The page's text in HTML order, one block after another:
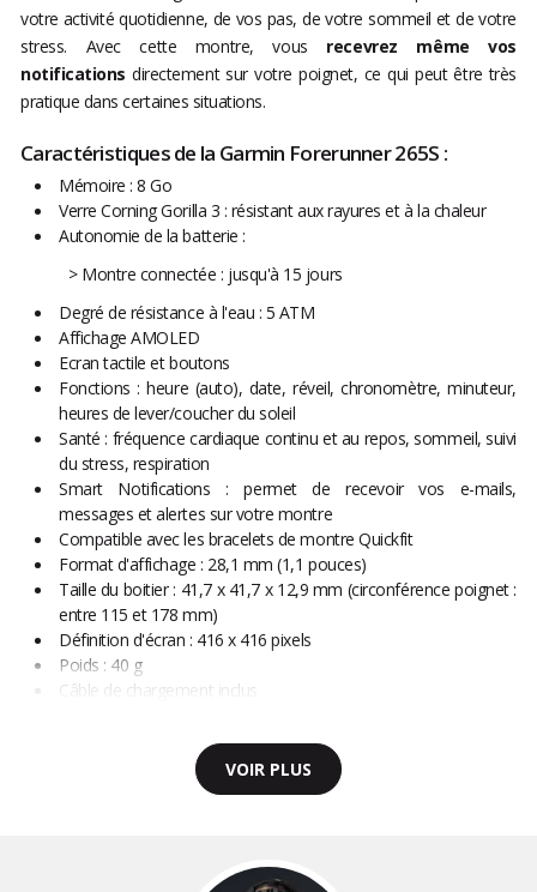
votre activité quotidienne, de vos pas, de votre sommeil et de votre
stress. Avec cette montre, vous recevrez même vos
notifications directement sur votre poignet, ce qui peut être très
pratique dans certaines situations.
Caractéristiques de la Garmin Forerunner 265S :
Mémoire : 8 Go
Verre Corning Gorilla 3 : résistant aux rayures et à la chaleur
Autonomie de la batterie :
> Montre connectée : jusqu'à 15 jours
Degré de résistance à l'eau : 5 ATM
Affichage AMOLED
Ecran tactile et boutons
Fonctions : heure (auto), date, réveil, chronomètre, minuteur,
heures de lever/coucher du soleil
Santé : fréquence cardiaque continu et au repos, sommeil, suivi
du stress, respiration
Smart Notifications : permet de recevoir vos e-mails,
messages et alertes sur votre montre
Compatible avec les bracelets de montre Quickfit
Format d'affichage : 28,1 mm (1,1 pouces)
Taille du boitier : 41,7 x 41,7 x 12,9 mm (circonférence poignet :
entre 115 et 178 mm)
Définition d'écran : 416 x 416 pixels
Poids : 40 g
Câble de chargement inclus
VOIR PLUS